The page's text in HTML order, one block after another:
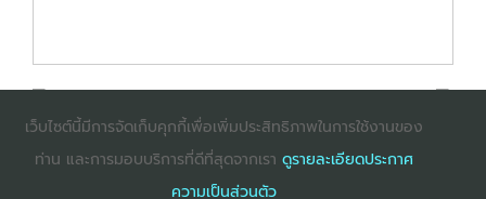
: InternetExplorer เวอร์ชั่น 10 ขึ้นไป
เว็บไซต์นี้มีการจัดเก็บคุกกี้เพื่อเพิ่มประสิทธิภาพในการใช้งานของ
ท่าน และการมอบบริการที่ดีที่สุดจากเรา ดูรายละเอียดประกาศ
ความเป็นส่วนตัว